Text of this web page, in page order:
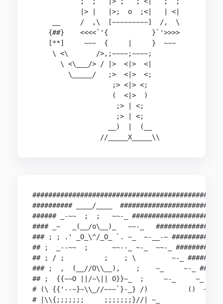
            |> |   |>;  o  ;<|   | <|
     __     /  ,\  [~~~~~~~~~]  /,  \
    {##}    <<<<`'{           }`'>>>>
    [**]     ~~~  {     |     }  ~~~
     \ <\       />,;~~~~;~~~~;
       \ <\___/> / |>  <|>  <|
         \_____/   ;>  <|>  <;
                    ;> <|> <;
                    (  <|>  )
                     ;> | <;
                     ;> | <;
                   __)  |  (__
                 //_____X_____\\
########## ____/____
###### _-~~  ;  ;   ~~-_
#### _~   _(__/o\__)_   ~~-_
### ; ; .' _O_\^/_O_ `. ~_  ~-__-~
## ;  _--~~  ;      ~~--_ ~-_  ~~-_
## ; / ;          ;    ; \         ~-_
### ;  ,  (__//O\\__),    ;    ~_     ~-_
## ;  {{~~O ||/~\|| O}}~_  ;     ~-_     ~_
# (\ {{'--~}~\\_//~~~`}-_} /)          ()  ~_
# |\\{;;;;;;;     ;;;;;;;}//| ~_             ~-_ ####